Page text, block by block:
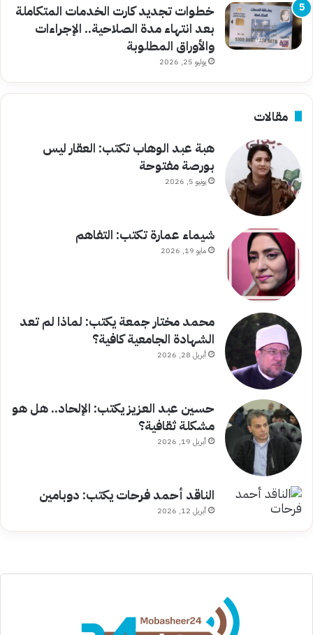
خطوات تجديد كارت الخدمات المتكاملة
بعد انتهاء مدة الصلاحية.. الإجراءات
والأوراق المطلوبة
يوليو 25, 2026
مقالات
هبة عبد الوهاب تكتب: العقار ليس
بورصة مفتوحة
يونيو 5, 2026
شيماء عمارة تكتب: التفاهم
مايو 19, 2026
محمد مختار جمعة يكتب: لماذا لم تعد
الشهادة الجامعية كافية؟
أبريل 28, 2026
حسين عبد العزيز يكتب: الإلحاد.. هل هو
مشكلة ثقافية؟
أبريل 19, 2026
الناقد أحمد فرحات يكتب: دوبامين
أبريل 12, 2026